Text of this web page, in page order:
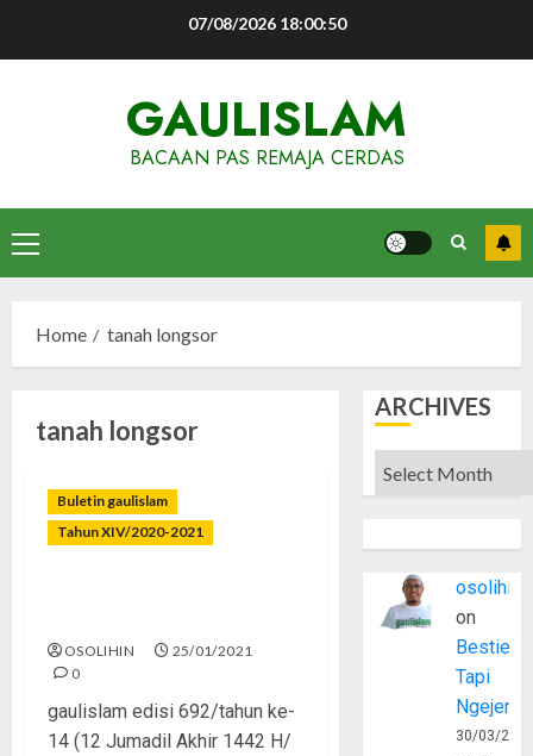
07/08/2026 18:00:51
GAULISLAM
BACAAN PAS REMAJA CERDAS
Primary
Menu
Home tanah longsor
tanah longsor
Buletin gaulislam
Tahun XIV/2020-2021
OSOLIHIN
25/01/2021
0
gaulislam edisi 692/tahun ke-
14 (12 Jumadil Akhir 1442 H/
ARCHIVES
Archives
osolihin
on
Bestie
Tapi
30/03/